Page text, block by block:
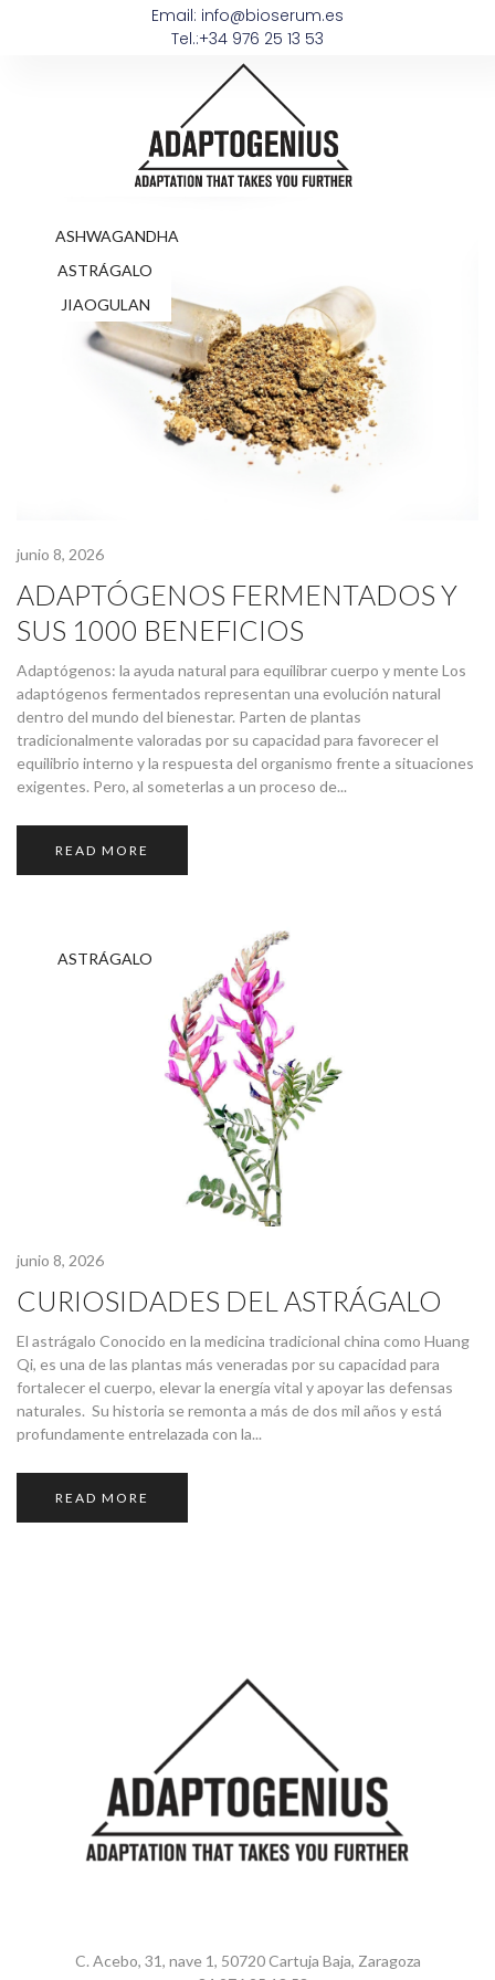
Email: info@bioserum.es
Tel.:+34 976 25 13 53
ASHWAGANDHA
ASTRÁGALO
JIAOGULAN
junio 8, 2026
ADAPTÓGENOS FERMENTADOS Y
SUS 1000 BENEFICIOS
Adaptógenos: la ayuda natural para equilibrar cuerpo y mente Los
adaptógenos fermentados representan una evolución natural
dentro del mundo del bienestar. Parten de plantas
tradicionalmente valoradas por su capacidad para favorecer el
equilibrio interno y la respuesta del organismo frente a situaciones
exigentes. Pero, al someterlas a un proceso de...
READ MORE
ASTRÁGALO
junio 8, 2026
CURIOSIDADES DEL ASTRÁGALO
El astrágalo Conocido en la medicina tradicional china como Huang
Qi, es una de las plantas más veneradas por su capacidad para
fortalecer el cuerpo, elevar la energía vital y apoyar las defensas
naturales. Su historia se remonta a más de dos mil años y está
profundamente entrelazada con la...
READ MORE
C. Acebo, 31, nave 1, 50720 Cartuja Baja, Zaragoza